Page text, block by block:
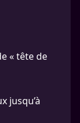
« tête de
jusqu’à